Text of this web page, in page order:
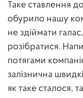
Таке ставлення
обурило нашу
не здіймати
розібратися.
потягами
залізнична
як таке сталося,